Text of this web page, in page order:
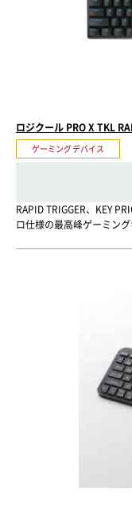
ロジクール PRO X TKL
ゲーミングデバイス
RAPID TRIGGER、KEY
ロ仕様の最高峰ゲーミン